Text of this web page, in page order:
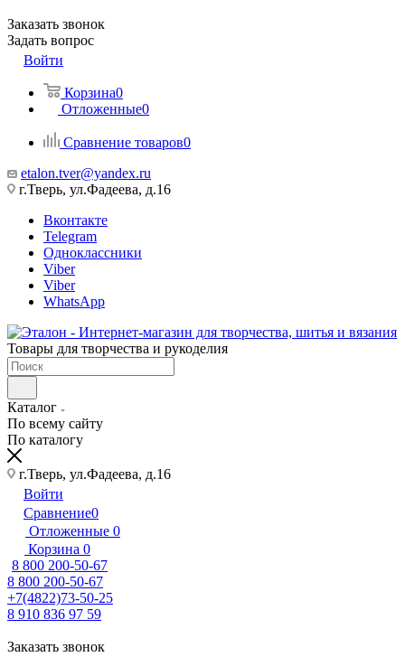
Заказать звонок
Задать вопрос
Войти
Корзина0
Отложенные0
Сравнение товаров0
etalon.tver@yandex.ru
г.Тверь, ул.Фадеева, д.16
Вконтакте
Telegram
Одноклассники
Viber
Viber
WhatsApp
Товары для творчества и рукоделия
Каталог
По всему сайту
По каталогу
г.Тверь, ул.Фадеева, д.16
Войти
Сравнение0
Отложенные 0
Корзина 0
8 800 200-50-67
8 800 200-50-67
+7(4822)73-50-25
8 910 836 97 59
Заказать звонок